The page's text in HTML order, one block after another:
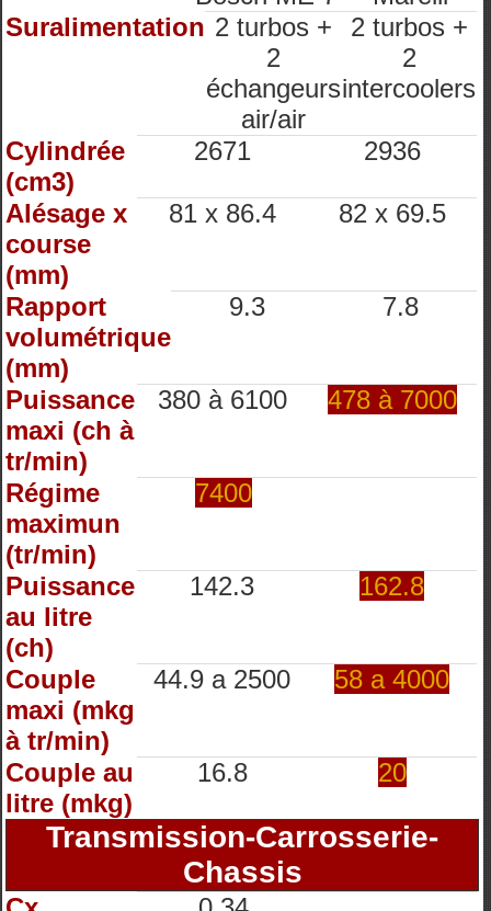
Suralimentation 2 turbos +
2
échangeurs
air/air
2 turbos +
2
intercoolers
Cylindrée
(cm3)
2671 2936
Alésage x
course
(mm)
81 x 86.4 82 x 69.5
Rapport
volumétrique
(mm)
9.3 7.8
Puissance
maxi (ch à
tr/min)
380 à 6100 478 à 7000
Régime
maximun
(tr/min)
7400
Puissance
au litre
(ch)
142.3 162.8
Couple
maxi (mkg
à tr/min)
44.9 a 2500 58 a 4000
Couple au
litre (mkg)
16.8 20
Transmission-Carrosserie-
Chassis